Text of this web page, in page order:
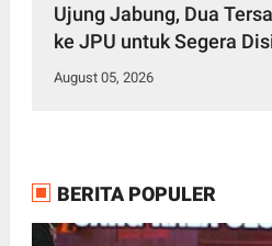
Ujung Jabung, Dua
ke JPU untuk Segera
August 05, 2026
BERITA POPULER